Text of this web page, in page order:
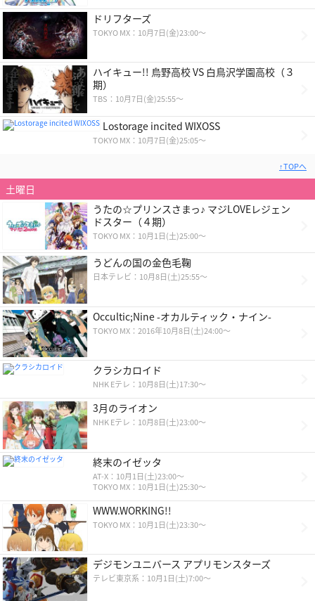
ドリフターズ
TOKYO MX：10月7日(金)23:00～
ハイキュー!! 烏野高校 VS 白鳥沢学園高校（３
期）
TBS：10月7日(金)25:55～
Lostorage incited WIXOSS
TOKYO MX：10月7日(金)25:05～
↑TOPへ
土曜日
うたの☆プリンスさまっ♪ マジLOVEレジェン
ドスター（４期）
TOKYO MX：10月1日(土)25:00～
うどんの国の金色毛鞠
日本テレビ：10月8日(土)25:55～
Occultic;Nine -オカルティック・ナイン-
TOKYO MX：2016年10月8日(土)24:00～
クラシカロイド
NHK Eテレ：10月8日(土)17:30～
3月のライオン
NHK Eテレ：10月8日(土)23:00〜
終末のイゼッタ
AT-X：10月1日(土)23:00～
TOKYO MX：10月1日(土)25:30～
WWW.WORKING!!
TOKYO MX：10月1日(土)23:30～
デジモンユニバース アプリモンスターズ
テレビ東京系：10月1日(土)7:00～